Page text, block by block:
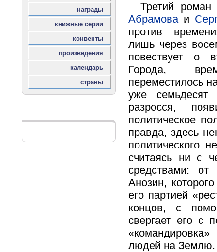
Третий
Абрамоваи
против
лишь через
повествует о
Города,
переместилось
уже
разросся,
политическое
правда, здесь
политического
считаясь ни с
средствами:
Анозин,
его партией
концов, с
свергает его с
людей на Землю.